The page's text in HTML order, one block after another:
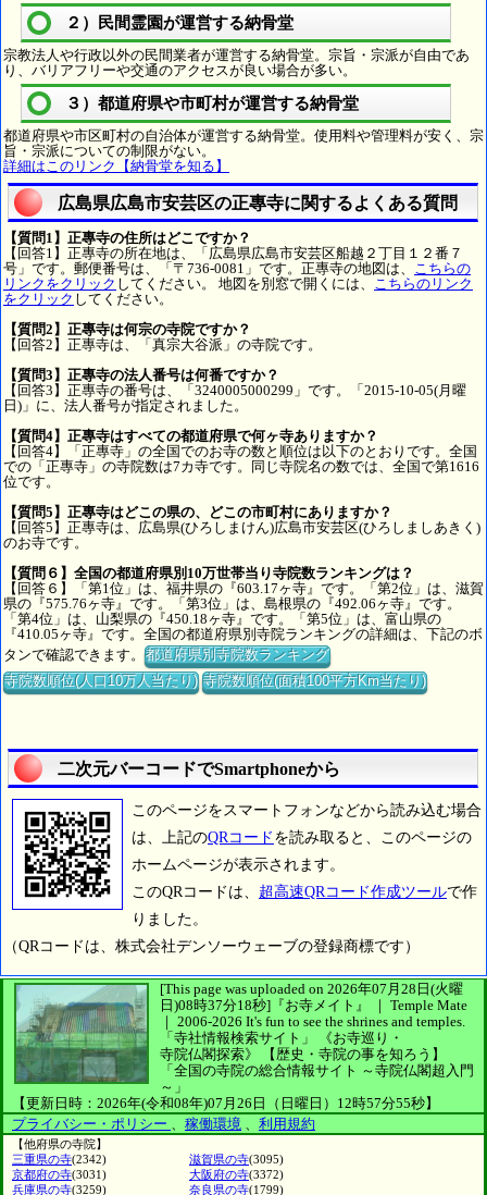
２）民間霊園が運営する納骨堂
宗教法人や行政以外の民間業者が運営する納骨堂。宗旨・宗派が自由であ
り、バリアフリーや交通のアクセスが良い場合が多い。
３）都道府県や市町村が運営する納骨堂
都道府県や市区町村の自治体が運営する納骨堂。使用料や管理料が安く、宗
旨・宗派についての制限がない。
詳細はこのリンク【納骨堂を知る】
広島県広島市安芸区の正專寺に関するよくある質問
【質問1】正專寺の住所はどこですか？
【回答1】正專寺の所在地は、「広島県広島市安芸区船越２丁目１２番７
号」です。郵便番号は、「〒736-0081」です。正專寺の地図は、 こちらの
リンクをクリック してください。 地図を別窓で開くには、 こちらのリンク
をクリック してください。
【質問2】正專寺は何宗の寺院ですか？
【回答2】正專寺は、「真宗大谷派」の寺院です。
【質問3】正專寺の法人番号は何番ですか？
【回答3】正專寺の番号は、「3240005000299」です。「2015-10-05(月曜
日)」に、法人番号が指定されました。
【質問4】正專寺はすべての都道府県で何ヶ寺ありますか？
【回答4】「正專寺」の全国でのお寺の数と順位は以下のとおりです。全国
での「正專寺」の寺院数は7カ寺です。同じ寺院名の数では、全国で第1616
位です。
【質問5】正專寺はどこの県の、どこの市町村にありますか？
【回答5】正專寺は、広島県(ひろしまけん)広島市安芸区(ひろしましあきく)
のお寺です。
【質問６】全国の都道府県別10万世帯当り寺院数ランキングは？
【回答６】「第1位」は、福井県の『603.17ヶ寺』です。「第2位」は、滋賀
県の『575.76ヶ寺』です。「第3位」は、島根県の『492.06ヶ寺』です。
「第4位」は、山梨県の『450.18ヶ寺』です。「第5位」は、富山県の
『410.05ヶ寺』です。全国の都道府県別寺院ランキングの詳細は、下記のボ
タンで確認できます。都道府県別寺院数ランキング
寺院数順位(人口10万人当たり) 寺院数順位(面積100平方Km当たり)
二次元バーコードでSmartphoneから
このページをスマートフォンなどから読み込む場合
は、上記のQRコード を読み取ると、このページの
ホームページが表示されます。
このQRコードは、 超高速QRコード作成ツールで作
りました。
（QRコードは、株式会社デンソーウェーブの登録商標です）
[This page was uploaded on 2026年07月28日(火曜
日)08時37分18秒] 『お寺メイト』 ｜ Temple Mate
｜ 2006-2026 It's fun to see the shrines and temples.
「寺社情報検索サイト」
《お寺巡り・
寺院仏閣探索》
【歴史・寺院の事を知ろう】
「全国の寺院の総合情報サイト ～寺院仏閣超入門
～」
【更新日時：2026年(令和08年)07月26日（日曜日）12時57分55秒】
プライバシー・ポリシー 、 稼働環境 、 利用規約
【他府県の寺院】
三重県の寺(2342) 滋賀県の寺(3095)
京都府の寺(3031) 大阪府の寺(3372)
兵庫県の寺(3259) 奈良県の寺(1799)